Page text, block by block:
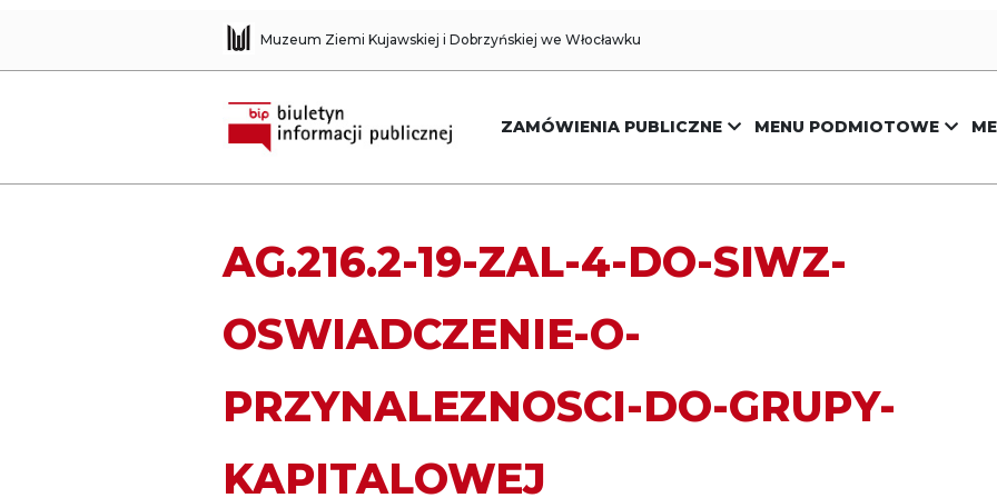
Muzeum Ziemi Kujawskiej i Dobrzyńskiej we Włocławku
ZAMÓWIENIA PUBLICZNE MENU PODMIOTOWE
AG.216.2-19-ZAL-4-DO-SIWZ-
OSWIADCZENIE-O-
PRZYNALEZNOSCI-DO-GRUPY-
KAPITALOWEJ